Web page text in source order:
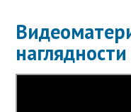
наглядности